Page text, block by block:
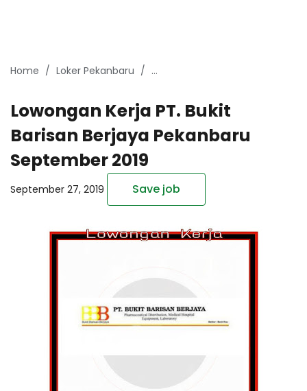
Home Loker Pekanbaru Lowongan kerja Pekanbaru
Lowongan Kerja PT. Bukit
Barisan Berjaya Pekanbaru
September 2019
September 27, 2019 Save job